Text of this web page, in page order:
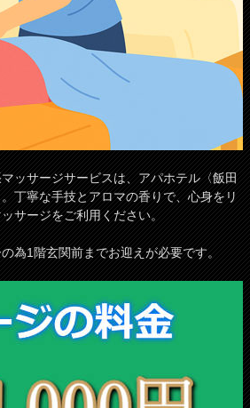
ッサージサービスは、アパホテル〈飯田
丁寧な手技とアロマの香りで、心身をリ
サージをご利用ください。
為1階玄関前までお迎えが必要です。